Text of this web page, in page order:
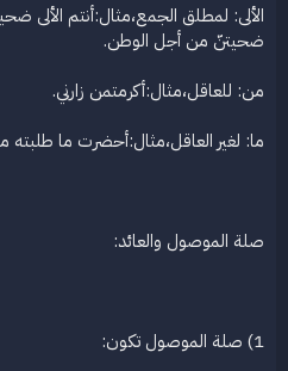
الألى: لمطلق الجمع،مثال:أنتم الألى
ضحيتنّ من أجل الوطن.
من: للعاقل،مثال:أكرمتمن زارني.
ما: لغير العاقل،مثال:أحضرت ما طلبته
صلة الموصول والعائد:
1) صلة الموصول تكون: